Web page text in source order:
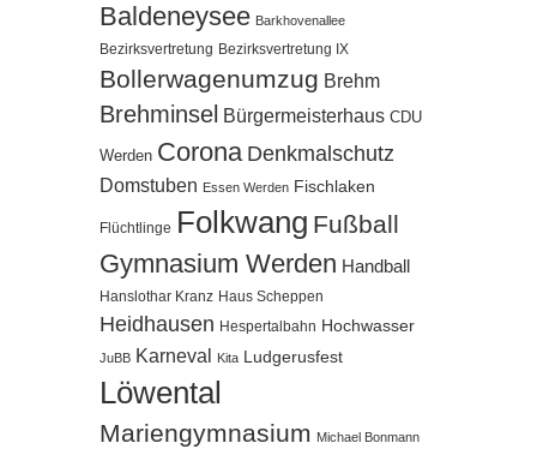
Baldeneysee Barkhovenallee
Bezirksvertretung Bezirksvertretung IX
Bollerwagenumzug Brehm
Brehminsel Bürgermeisterhaus CDU
Werden Corona Denkmalschutz
Domstuben Essen Werden Fischlaken
Flüchtlinge Folkwang Fußball
Gymnasium Werden Handball
Hanslothar Kranz Haus Scheppen
Heidhausen Hespertalbahn Hochwasser
JuBB Karneval Kita Ludgerusfest
Löwental
Mariengymnasium Michael Bonmann